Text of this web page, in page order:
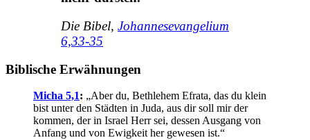
Die Bibel, Johannesevangelium
6,33-35
Biblische Erwähnungen
Micha 5,1: „Aber du, Bethlehem Efrata, das du klein
bist unter den Städten in Juda, aus dir soll mir der
kommen, der in Israel Herr sei, dessen Ausgang von
Anfang und von Ewigkeit her gewesen ist.“